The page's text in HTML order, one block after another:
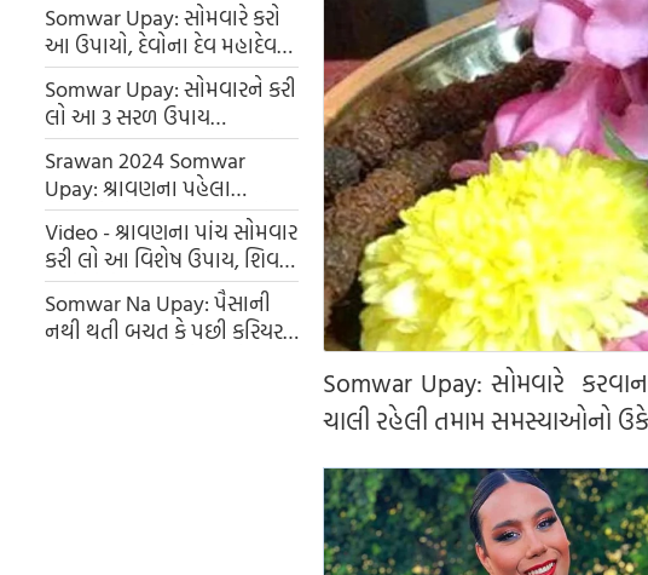
Somwar Upay: સોમવારે કરો
આ ઉપાયો, દેવોના દેવ મહાદેવ
થશે પ્રસન્ન અને ઘર-
પરિવારમાંથી દૂર થશે દરેક
અવરોધ
Somwar Upay: સોમવારને કરી
લો આ 3 સરળ ઉપાય
ભોળેનાથની કૃપાથી બની જશે
બધા બગડેલા કામ મળશે સમ્માન
Srawan 2024 Somwar
Upay: શ્રાવણના પહેલા
સોમવારે ચોખા ના 4 દાણા નો
કરો આ ઉપાય, બધી પરેશાનીઓ
થી મળશે રાહત
Video - શ્રાવણના પાંચ સોમવાર
કરી લો આ વિશેષ ઉપાય, શિવજી
કરશે બેડો પાર
Somwar Na Upay: પૈસાની
નથી થતી બચત કે પછી કરિયર
Somwar Upay: સોમવારે
ચાલી રહેલી તમામ સમસ્યાઓનો